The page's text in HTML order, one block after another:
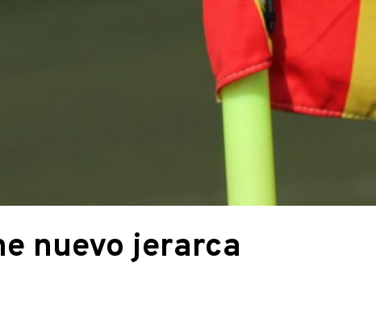
nuevo jerarca